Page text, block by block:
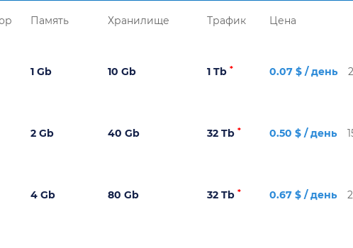
Память Хранилище Трафик Цена
1 Gb 10 Gb 1 Tb * 0.07 $ / день
2 Gb 40 Gb 32 Tb * 0.50 $ / день
4 Gb 80 Gb 32 Tb * 0.67 $ / день